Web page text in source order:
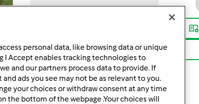
porzione/porzioni
4persona/persone
personal data, like browsing data or unique
I Accept enables tracking technologies to
and our partners process data to provide. If
ads you see may not be as relevant to you.
your choices or withdraw consent at any time
the bottom of the webpage .Your choices will